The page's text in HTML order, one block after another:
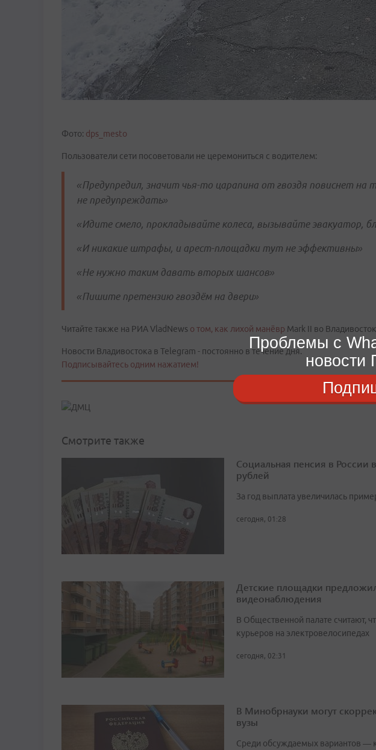
Фото: dps_mesto
Пользователи сети посоветовали не церемониться с водителем:
«Предупредил, значит чья-то царапина от гвоздя повиснет на
не предупреждать»
«Идите смело, прокладывайте колеса, вызывайте эвакуатор,
«И никакие штрафы, и арест-площадки тут не эффективны»
«Не нужно таким давать вторых шансов»
«Пишите претензию гвоздём на двери»
Читайте также на РИА VladNews о том, как лихой манёвр Mark II во
Новости Владивостока в Telegram - постоянно в течение дня.
Подписывайтесь одним нажатием!
Смотрите также
Социальная пенсия в России
рублей
За год выплата увеличилась
сегодня, 01:28
Детские площадки
видеонаблюдения
В Общественной палате считают,
курьеров на электровелосипедах
сегодня, 02:31
В Минобрнауки могут
вузы
Среди обсуждаемых вариантов —
Проблемы с
новости